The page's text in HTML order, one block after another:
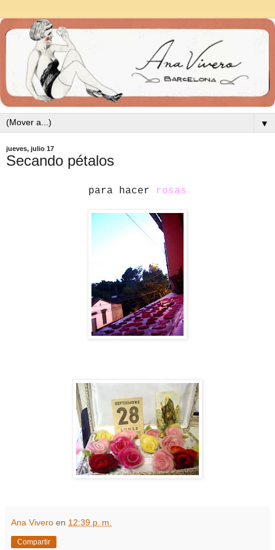
▼
jueves, julio 17
Secando pétalos
para hacer rosas
Ana Vivero en 12:39 p. m.
Compartir